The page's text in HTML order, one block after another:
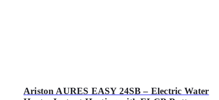
Ariston AURES EASY 24SB – Electric Water